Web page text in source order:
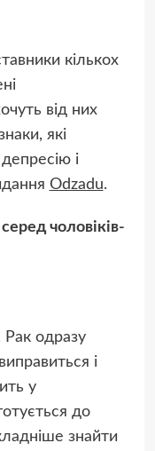
кількох
від них
які
і
Оdzadu.
чоловіків-
одразу
і
у
до
знайти